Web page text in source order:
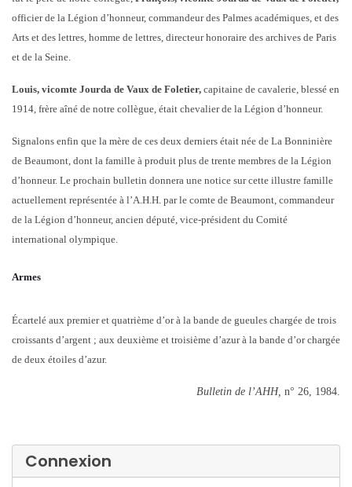
officier de la Légion d’honneur, commandeur des Palmes académiques, et des
Arts et des lettres, homme de lettres, directeur honoraire des archives de Paris
et de la Seine.
Louis, vicomte Jourda de Vaux de Foletier, capitaine de cavalerie, blessé en
1914, frère aîné de notre collègue, était chevalier de la Légion d’honneur.
Signalons enfin que la mère de ces deux derniers était née de La Bonninière
de Beaumont, dont la famille à produit plus de trente membres de la Légion
d’honneur. Le prochain bulletin donnera une notice sur cette illustre famille
actuellement représentée à l’A.H.H. par le comte de Beaumont, commandeur
de la Légion d’honneur, ancien député, vice-président du Comité
international olympique.
Armes
Écartelé aux premier et quatrième d’or à la bande de gueules chargée de trois
croissants d’argent ; aux deuxième et troisième d’azur à la bande d’or chargée
de deux étoiles d’azur.
Bulletin de l’AHH, n° 26, 1984.
Connexion